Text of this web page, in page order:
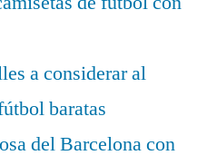
a considerar al
baratas
del Barcelona con